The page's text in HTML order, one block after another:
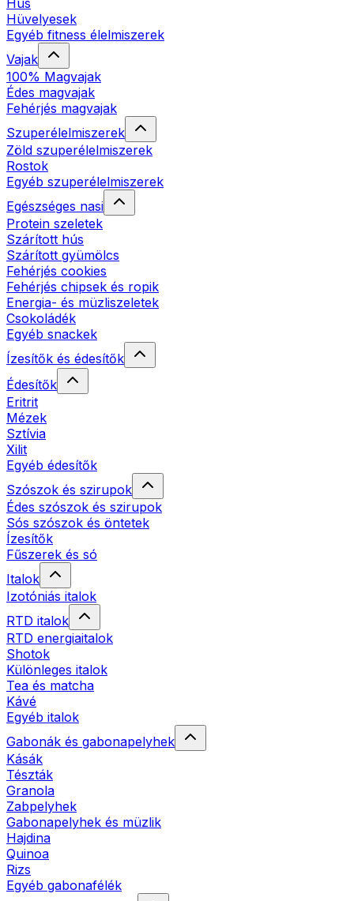
Hús
Hüvelyesek
Egyéb fitness élelmiszerek
Vajak
100% Magvajak
Édes magvajak
Fehérjés magvajak
Szuperélelmiszerek
Zöld szuperélelmiszerek
Rostok
Egyéb szuperélelmiszerek
Egészséges nasi
Protein szeletek
Szárított hús
Szárított gyümölcs
Fehérjés cookies
Fehérjés chipsek és ropik
Energia- és müzliszeletek
Csokoládék
Egyéb snackek
Ízesítők és édesítők
Édesítők
Eritrit
Mézek
Sztívia
Xilit
Egyéb édesítők
Szószok és szirupok
Édes szószok és szirupok
Sós szószok és öntetek
Ízesítők
Fűszerek és só
Italok
Izotóniás italok
RTD italok
RTD energiaitalok
Shotok
Különleges italok
Tea és matcha
Kávé
Egyéb italok
Gabonák és gabonapelyhek
Kásák
Tészták
Granola
Zabpelyhek
Gabonapelyhek és müzlik
Hajdina
Quinoa
Rizs
Egyéb gabonafélék